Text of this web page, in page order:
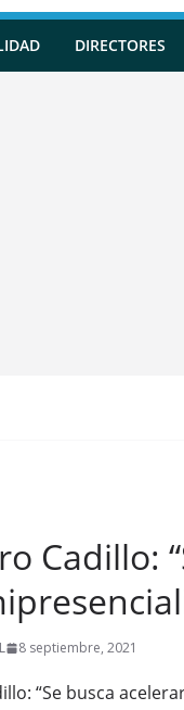
DIRECTORES
Cadillo:
8 septiembre, 2021
“Se busca